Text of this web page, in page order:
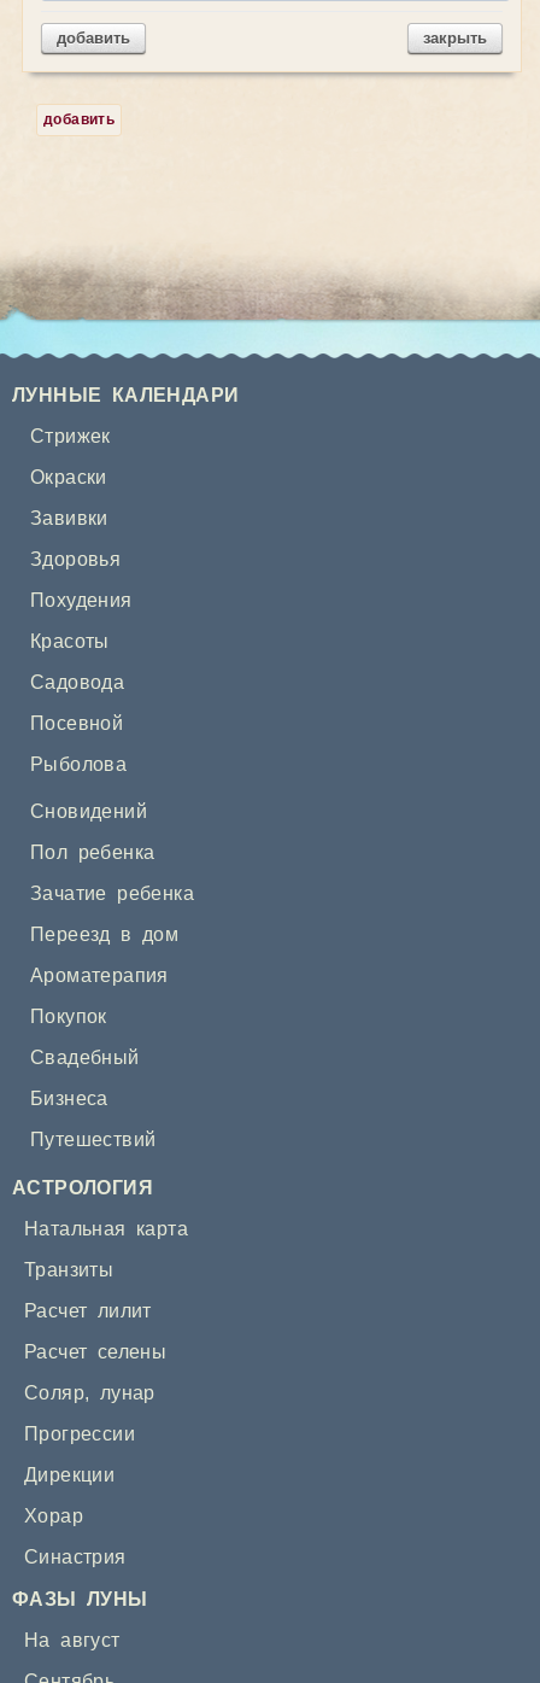
добавить закрыть
добавить
ЛУННЫЕ КАЛЕНДАРИ
Стрижек
Окраски
Завивки
Здоровья
Похудения
Красоты
Садовода
Посевной
Рыболова
Сновидений
Пол ребенка
Зачатие ребенка
Переезд в дом
Ароматерапия
Покупок
Свадебный
Бизнеса
Путешествий
АСТРОЛОГИЯ
Натальная карта
Транзиты
Расчет лилит
Расчет селены
Соляр, лунар
Прогрессии
Дирекции
Хорар
Синастрия
ФАЗЫ ЛУНЫ
На август